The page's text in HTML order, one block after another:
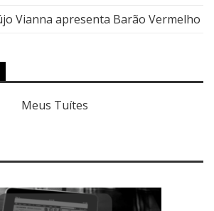
Vianna apresenta Barão Vermelho
Meus Tuítes